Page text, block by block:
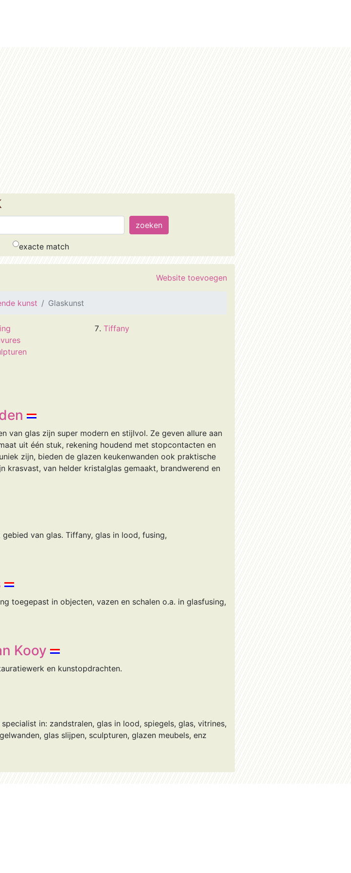
exacte match
Website toevoegen
kunst Glaskunst
Tiffany
van glas zijn super modern en stijlvol. Ze geven allure aan
uit één stuk, rekening houdend met stopcontacten en
zijn, bieden de glazen keukenwanden ook praktische
krasvast, van helder kristalglas gemaakt, brandwerend en
van glas. Tiffany, glas in lood, fusing,
toegepast in objecten, vazen en schalen o.a. in glasfusing,
Kooy
en kunstopdrachten.
in: zandstralen, glas in lood, spiegels, glas, vitrines,
glas slijpen, sculpturen, glazen meubels, enz